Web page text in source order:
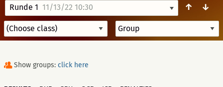
Runde 1 11/13/22 10:30 ↑ ↓
Show groups: click here